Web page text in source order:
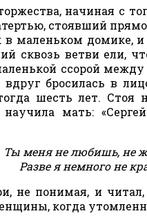
начиная с
стоявший
в маленьком домике,
сквозь ветви ели,
ссорой
вдруг бросилась в
шесть лет. Стоя
мать:
Ты меня не любишь, не
Разве я немного не
не понимая, и
когда